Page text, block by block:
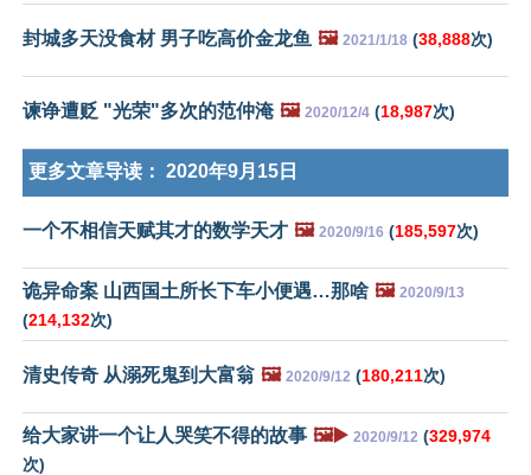
封城多天没食材 男子吃高价金龙鱼 🖼️ 2021/1/18 (38,888次)
谏诤遭贬 "光荣"多次的范仲淹 🖼️ 2020/12/4 (18,987次)
更多文章导读： 2020年9月15日
一个不相信天赋其才的数学天才 🖼️ 2020/9/16 (185,597次)
诡异命案 山西国土所长下车小便遇…那啥 🖼️ 2020/9/13
(214,132次)
清史传奇 从溺死鬼到大富翁 🖼️ 2020/9/12 (180,211次)
给大家讲一个让人哭笑不得的故事 🖼️▶️ 2020/9/12 (329,974
次)